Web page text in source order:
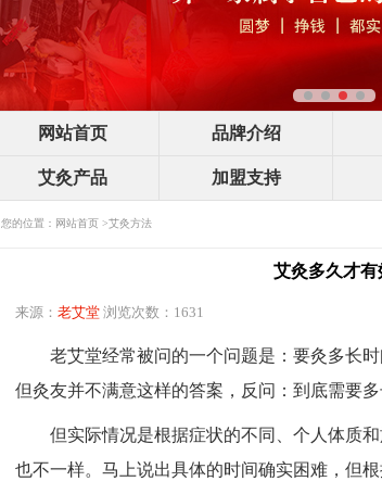
网站首页 品牌介绍
艾灸产品 加盟支持
您的位置： 网站首页>艾灸方法
艾灸多久才有
来源： 老艾堂浏览次数：1631
老艾堂经常被问的一个问题是：要灸多长
但灸友并不满意这样的答案，反问：到底需要多
但实际情况是根据症状的不同、个人体质
也不一样。马上说出具体的时间确实困难，但